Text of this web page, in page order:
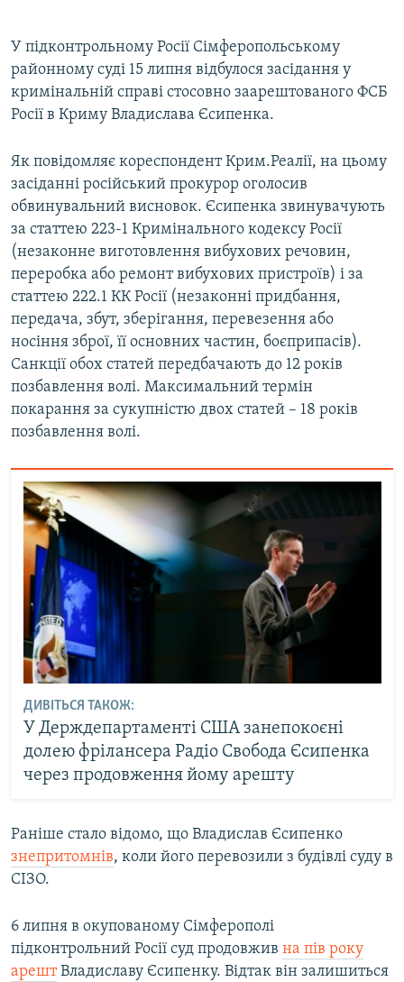
720p 1080p
720p
1080p
У підконтрольному Росії Сімферопольському
районному суді 15 липня відбулося засідання у
кримінальній справі стосовно заарештованого ФСБ
Росії в Криму Владислава Єсипенка.
Як повідомляє кореспондент Крим.Реалії, на цьому
засіданні російський прокурор оголосив
обвинувальний висновок. Єсипенка звинувачують
за статтею 223-1 Кримінального кодексу Росії
(незаконне виготовлення вибухових речовин,
переробка або ремонт вибухових пристроїв) і за
статтею 222.1 КК Росії (незаконні придбання,
передача, збут, зберігання, перевезення або
носіння зброї, її основних частин, боєприпасів).
Санкції обох статей передбачають до 12 років
позбавлення волі. Максимальний термін
покарання за сукупністю двох статей – 18 років
позбавлення волі.
ДИВІТЬСЯ ТАКОЖ:
У Держдепартаменті США занепокоєні
долею фрілансера Радіо Свобода Єсипенка
через продовження йому арешту
Раніше стало відомо, що Владислав Єсипенко
знепритомнів, коли його перевозили з будівлі суду в
СІЗО.
6 липня в окупованому Сімферополі
підконтрольний Росії суд продовжив на пів року
арештВладиславу Єсипенку. Відтак він залишиться